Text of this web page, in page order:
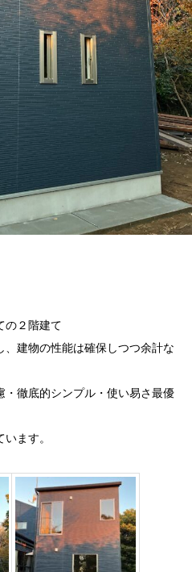
の２階建て
、建物の性能は確保しつつ余計な
徹底的シンプル・使い易さ最優
ます。